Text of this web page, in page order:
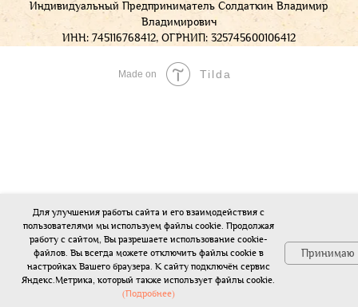
Позвонить в Шафран
Для улучшения работы сайта и его взаимодействия с
пользователями мы используем файлы cookie. Продолжая
работу с сайтом, Вы разрешаете использование cookie-
файлов. Вы всегда можете отключить файлы cookie в
настройках Вашего браузера. К сайту подключён сервис
Яндекс.Метрика, который также использует файлы cookie.
(Подробнее)
Принимаю
Индивидуальный Предприниматель Солдаткин Владимир
Владимирович
ИНН: 745116768412, ОГРНИП: 325745600106412
Made on Tilda